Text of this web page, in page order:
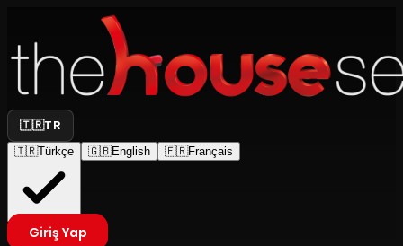
🇹🇷TR
🇹🇷Türkçe 🇬🇧English 🇫🇷Français
Giriş Yap